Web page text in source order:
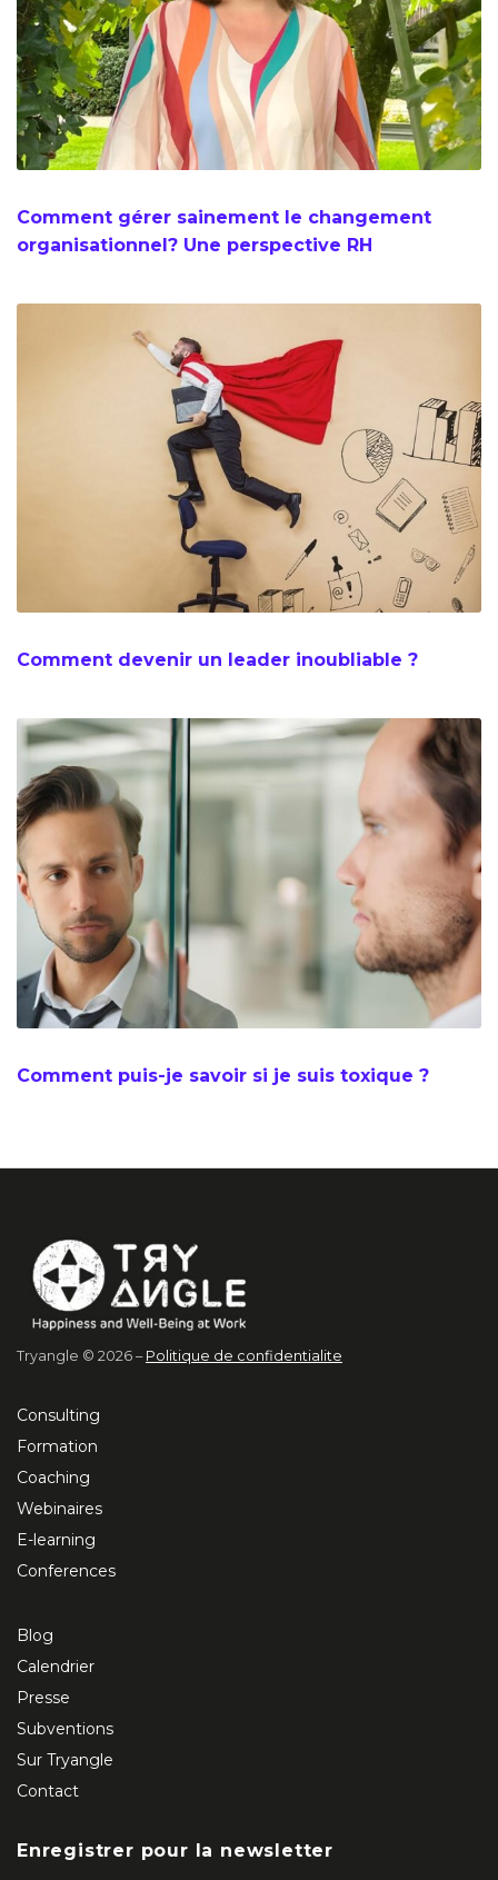
Comment gérer sainement le changement
organisationnel? Une perspective RH
Comment devenir un leader inoubliable ?
Comment puis-je savoir si je suis toxique ?
Tryangle © 2026 – Politique de confidentialite
Consulting
Formation
Coaching
Webinaires
E-learning
Conferences
Blog
Calendrier
Presse
Subventions
Sur Tryangle
Contact
Enregistrer pour la newsletter